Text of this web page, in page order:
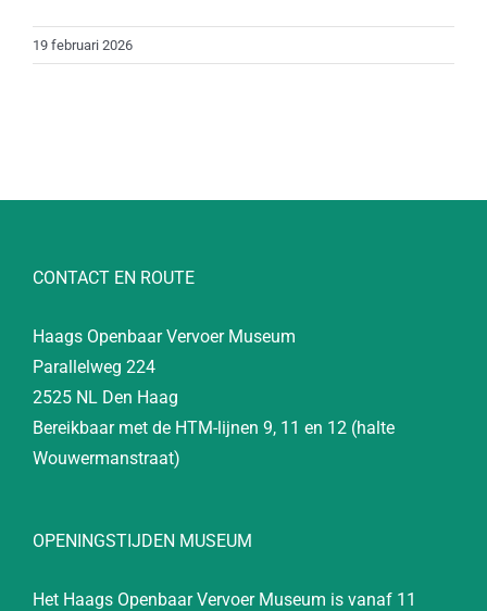
19 februari 2026
CONTACT EN ROUTE
Haags Openbaar Vervoer Museum
Parallelweg 224
2525 NL Den Haag
Bereikbaar met de HTM-lijnen 9, 11 en 12 (halte
Wouwermanstraat)
OPENINGSTIJDEN MUSEUM
Het Haags Openbaar Vervoer Museum is vanaf 11